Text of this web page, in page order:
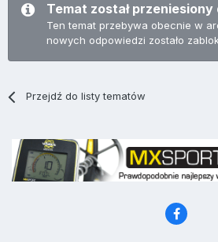
Temat został
Ten temat przebywa obecnie w
nowych odpowiedzi zostało
Przejdź do listy tematów